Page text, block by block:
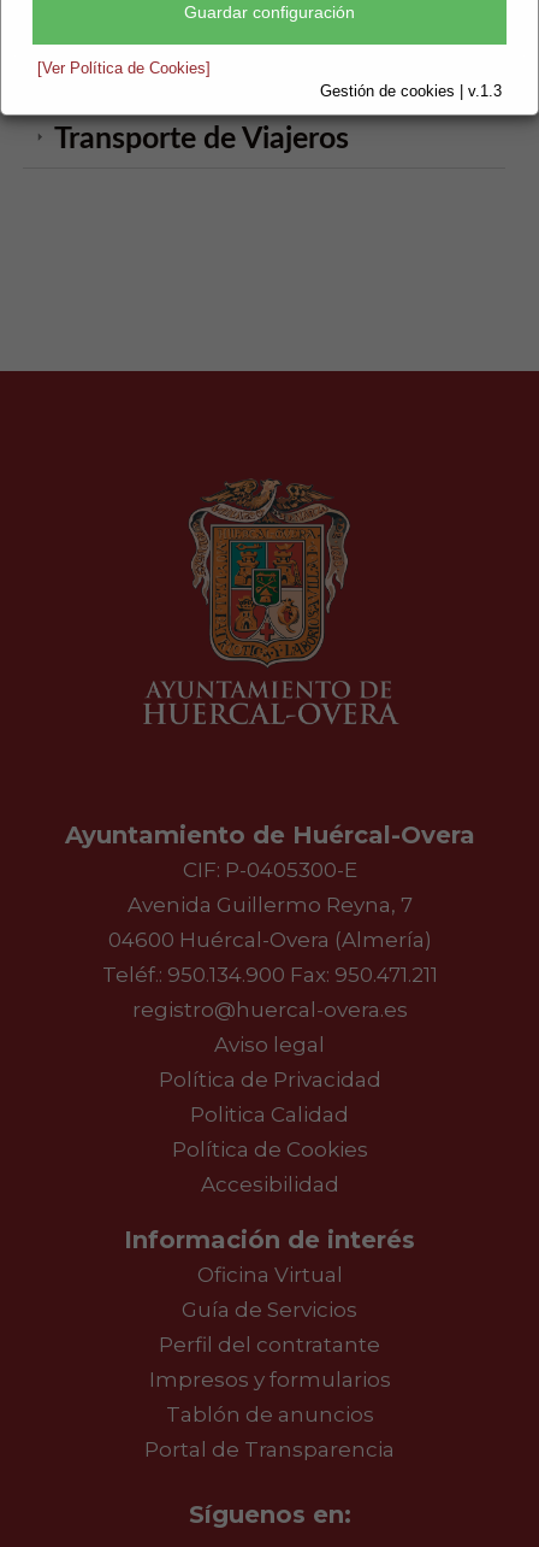
Guardar configuración
[Ver Política de Cookies]
Gestión de cookies | v.1.3
Peluquerias
Seguros
Transporte de Viajeros
Ayuntamiento de Huércal-Overa
CIF: P-0405300-E
Avenida Guillermo Reyna, 7
04600 Huércal-Overa (Almería)
Teléf.: 950.134.900 Fax: 950.471.211
registro@huercal-overa.es
Aviso legal
Política de Privacidad
Politica Calidad
Política de Cookies
Accesibilidad
Información de interés
Oficina Virtual
Guía de Servicios
Perfil del contratante
Impresos y formularios
Tablón de anuncios
Portal de Transparencia
Síguenos en: